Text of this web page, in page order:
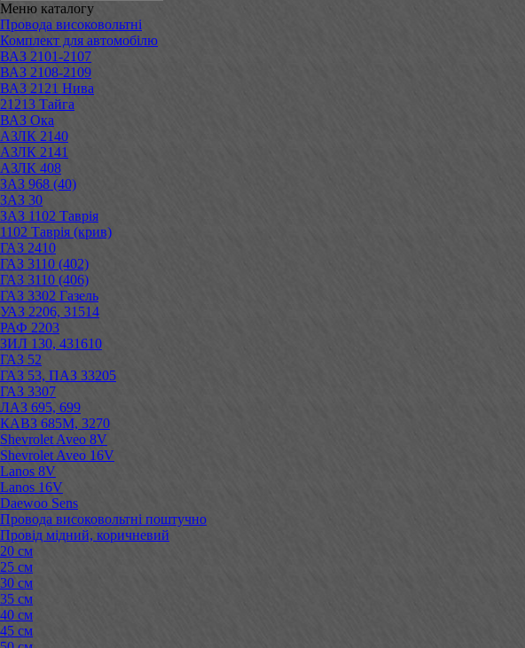
Меню каталогу
Провода високовольтні
Комплект для автомобілю
ВАЗ 2101-2107
ВАЗ 2108-2109
ВАЗ 2121 Нива
21213 Тайга
ВАЗ Ока
АЗЛК 2140
АЗЛК 2141
АЗЛК 408
ЗАЗ 968 (40)
ЗАЗ 30
ЗАЗ 1102 Таврія
1102 Таврія (крив)
ГАЗ 2410
ГАЗ 3110 (402)
ГАЗ 3110 (406)
ГАЗ 3302 Газель
УАЗ 2206, 31514
РАФ 2203
ЗИЛ 130, 431610
ГАЗ 52
ГАЗ 53, ПАЗ 33205
ГАЗ 3307
ЛАЗ 695, 699
КАВЗ 685М, 3270
Shevrolet Aveo 8V
Shevrolet Aveo 16V
Lanos 8V
Lanos 16V
Daewoo Sens
Провода високовольтні поштучно
Провід мідний, коричневий
20 см
25 см
30 см
35 см
40 см
45 см